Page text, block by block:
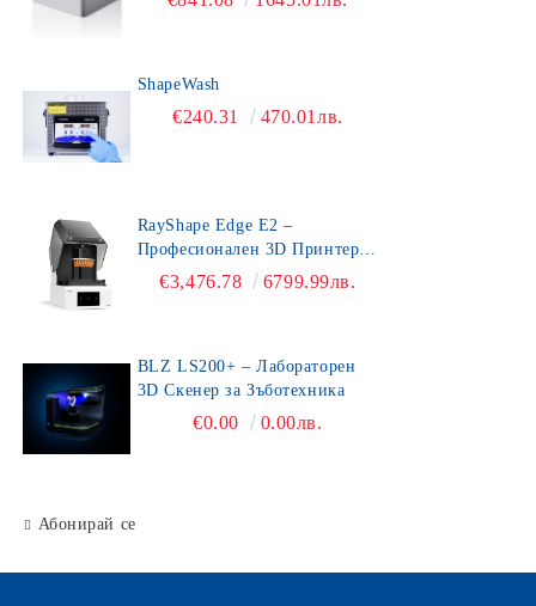
ShapeWash
€240.31 470.01лв.
RayShape Edge E2 –
Професионален 3D Принтер
за Зъботехника
€3,476.78 6799.99лв.
BLZ LS200+ – Лабораторен
3D Скенер за Зъботехника
€0.00 0.00лв.
Абонирай се